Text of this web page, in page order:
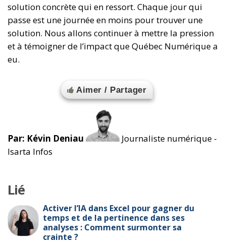
solution concrète qui en ressort. Chaque jour qui
passe est une journée en moins pour trouver une
solution. Nous allons continuer à mettre la pression
et à témoigner de l’impact que Québec Numérique a
eu.
Aimer / Partager
Par: Kévin Deniau
Journaliste numérique -
Isarta Infos
Lié
Activer l’IA dans Excel pour gagner du
temps et de la pertinence dans ses
analyses : Comment surmonter sa
crainte ?